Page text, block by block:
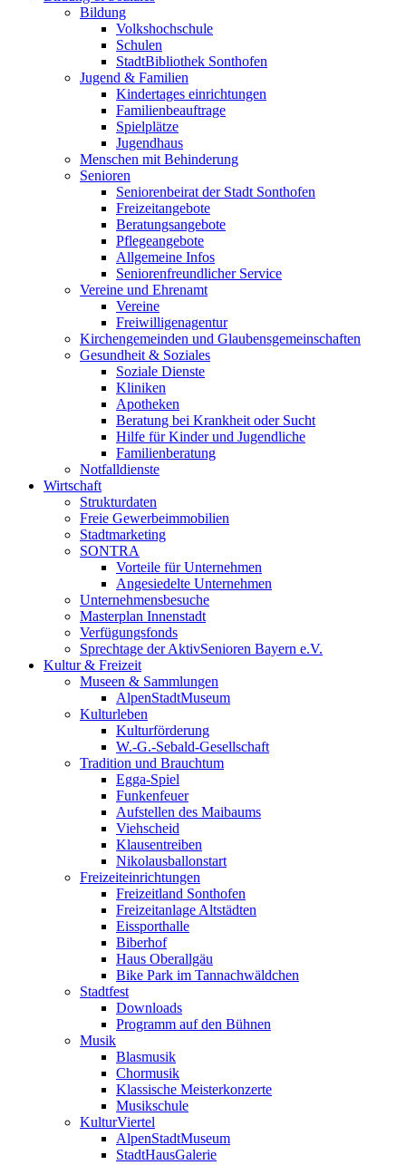
Bildung
Volkshochschule
Schulen
StadtBibliothek Sonthofen
Jugend & Familien
Kindertages einrichtungen
Familienbeauftrage
Spielplätze
Jugendhaus
Menschen mit Behinderung
Senioren
Seniorenbeirat der Stadt Sonthofen
Freizeitangebote
Beratungsangebote
Pflegeangebote
Allgemeine Infos
Seniorenfreundlicher Service
Vereine und Ehrenamt
Vereine
Freiwilligenagentur
Kirchengemeinden und Glaubensgemeinschaften
Gesundheit & Soziales
Soziale Dienste
Kliniken
Apotheken
Beratung bei Krankheit oder Sucht
Hilfe für Kinder und Jugendliche
Familienberatung
Notfalldienste
Wirtschaft
Strukturdaten
Freie Gewerbeimmobilien
Stadtmarketing
SONTRA
Vorteile für Unternehmen
Angesiedelte Unternehmen
Unternehmensbesuche
Masterplan Innenstadt
Verfügungsfonds
Sprechtage der AktivSenioren Bayern e.V.
Kultur & Freizeit
Museen & Sammlungen
AlpenStadtMuseum
Kulturleben
Kulturförderung
W.-G.-Sebald-Gesellschaft
Tradition und Brauchtum
Egga-Spiel
Funkenfeuer
Aufstellen des Maibaums
Viehscheid
Klausentreiben
Nikolausballonstart
Freizeiteinrichtungen
Freizeitland Sonthofen
Freizeitanlage Altstädten
Eissporthalle
Biberhof
Haus Oberallgäu
Bike Park im Tannachwäldchen
Stadtfest
Downloads
Programm auf den Bühnen
Musik
Blasmusik
Chormusik
Klassische Meisterkonzerte
Musikschule
KulturViertel
AlpenStadtMuseum
StadtHausGalerie